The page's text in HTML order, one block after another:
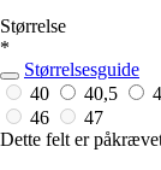
Størrelse
*
Størrelsesguide
40
40,5
46
47
Dette felt er